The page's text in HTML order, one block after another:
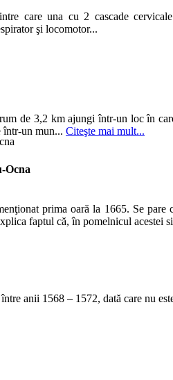
care una cu 2 cascade
şi locomotor...
de 3,2 km ajungi într-un loc în
într-un mun... Citeşte mai mult...
prima oară la 1665. Se
faptul că, în pomelnicul acestei
anii 1568 – 1572, dată care nu
Ocna